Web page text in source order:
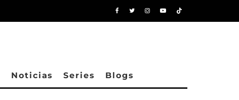
Noticias Series Blogs